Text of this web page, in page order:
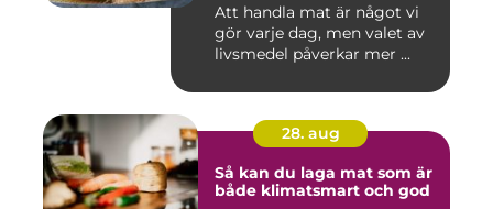
Att handla mat är något vi
gör varje dag, men valet av
livsmedel påverkar mer ...
28. aug
Så kan du laga mat som är
både klimatsmart och god